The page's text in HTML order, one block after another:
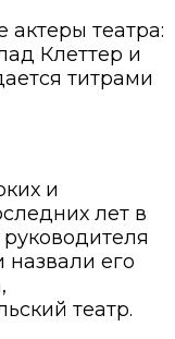
актеры театра:
Клеттер и
титрами
и
лет в
назвали его
театр.